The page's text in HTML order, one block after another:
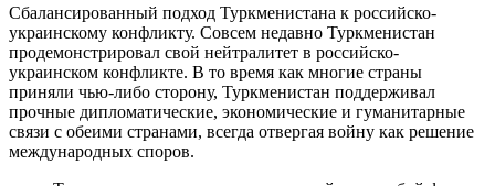
Сбалансированный подход Туркменистана к российско-
украинскому конфликту. Совсем недавно Туркменистан
продемонстрировал свой нейтралитет в российско-
украинском конфликте. В то время как многие страны
приняли чью-либо сторону, Туркменистан поддерживал
прочные дипломатические, экономические и гуманитарные
связи с обеими странами, всегда отвергая войну как решение
международных споров.